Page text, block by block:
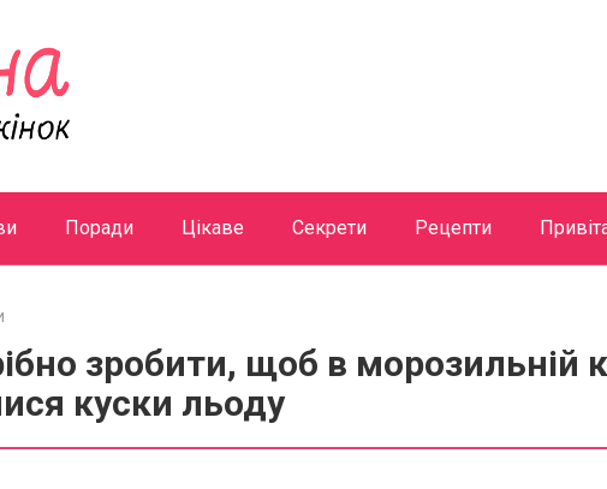
Поради Цікаве Секрети Рецепти
зробити, щоб в морозильній
куски льоду